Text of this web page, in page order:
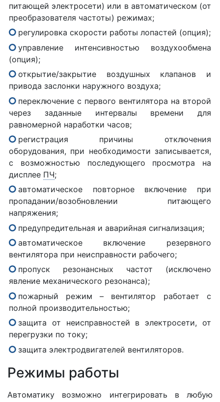
питающей электросети) или в автоматическом (от
преобразователя частоты) режимах;
регулировка скорости работы лопастей (опция);
управление интенсивностью воздухообмена
(опция);
открытие/закрытие воздушных клапанов и
привода заслонки наружного воздуха;
переключение с первого вентилятора на второй
через заданные интервалы времени для
равномерной наработки часов;
регистрация причины отключения
оборудования, при необходимости записывается,
с возможностью последующего просмотра на
дисплее ПЧ;
автоматическое повторное включение при
пропадании/возобновлении питающего
напряжения;
предупредительная и аварийная сигнализация;
автоматическое включение резервного
вентилятора при неисправности рабочего;
пропуск резонансных частот (исключено
явление механического резонанса);
пожарный режим – вентилятор работает с
полной производительностью;
защита от неисправностей в электросети, от
перегрузки по току;
защита электродвигателей вентиляторов.
Режимы работы
Автоматику возможно интегрировать в любую